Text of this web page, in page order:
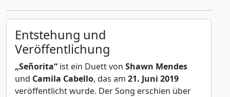
Entstehung und
Veröffentlichung
„Señorita“ ist ein Duett von Shawn Mendes
und Camila Cabello, das am 21. Juni 2019
veröffentlicht wurde. Der Song erschien über